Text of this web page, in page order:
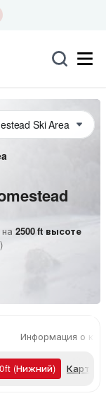
2500ft высоте
Информация о
ft (Нижний) Карты